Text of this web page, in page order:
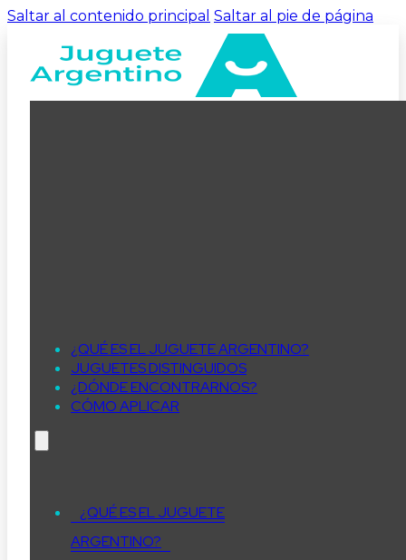
Saltar al contenido principal Saltar al pie de página
¿QUÉ ES EL JUGUETE ARGENTINO?
JUGUETES DISTINGUIDOS
¿DÓNDE ENCONTRARNOS?
CÓMO APLICAR
¿QUÉ ES EL JUGUETE
ARGENTINO?